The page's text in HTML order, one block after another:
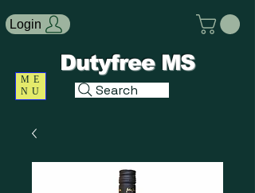
ME
NU
Search
Login
Dutyfree MS